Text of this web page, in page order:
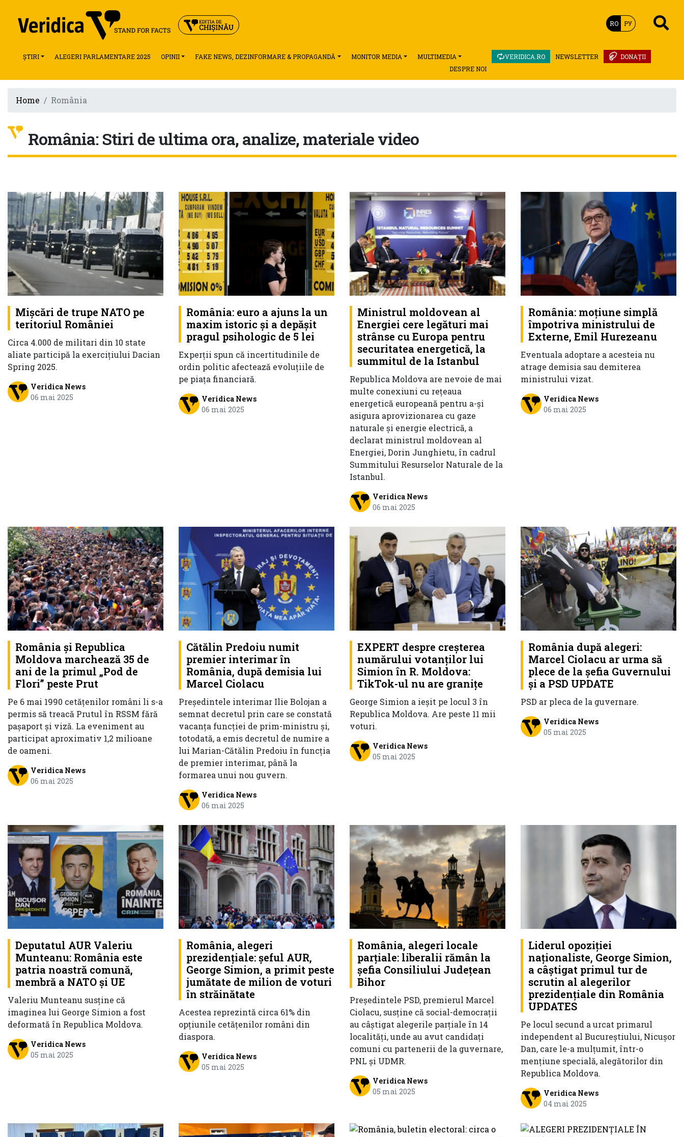
RO РУ
ȘTIRI ALEGERI PARLAMENTARE 2025 OPINII FAKE NEWS, DEZINFORMARE & PROPAGANDĂ MONITOR MEDIA MULTIMEDIA DONAȚII
NEWSLETTER
VERIDICA.RO
DESPRE NOI
Home România
România: Stiri de ultima ora, analize, materiale video
Mișcări de trupe NATO pe
teritoriul României
Circa 4.000 de militari din 10 state
aliate participă la exerciţiului Dacian
Spring 2025.
Veridica News
06 mai 2025
România: euro a ajuns la un
maxim istoric şi a depășit
pragul psihologic de 5 lei
Experții spun că incertitudinile de
ordin politic afectează evoluţiile de
pe piaţa financiară.
Veridica News
06 mai 2025
Ministrul moldovean al
Energiei cere legături mai
strânse cu Europa pentru
securitatea energetică, la
summitul de la Istanbul
Republica Moldova are nevoie de mai
multe conexiuni cu rețeaua
energetică europeană pentru a-și
asigura aprovizionarea cu gaze
naturale și energie electrică, a
declarat ministrul moldovean al
Energiei, Dorin Junghietu, în cadrul
Summitului Resurselor Naturale de la
Istanbul.
Veridica News
06 mai 2025
România: moţiune simplă
împotriva ministrului de
Externe, Emil Hurezeanu
Eventuala adoptare a acesteia nu
atrage demisia sau demiterea
ministrului vizat.
Veridica News
06 mai 2025
România și Republica
Moldova marchează 35 de
ani de la primul „Pod de
Flori” peste Prut
Pe 6 mai 1990 cetățenilor români li s-a
permis să treacă Prutul în RSSM fără
pașaport și viză. La eveniment au
participat aproximativ 1,2 milioane
de oameni.
Veridica News
06 mai 2025
Cătălin Predoiu numit
premier interimar în
România, după demisia lui
Marcel Ciolacu
Președintele interimar Ilie Bolojan a
semnat decretul prin care se constată
vacanța funcției de prim-ministru și,
totodată, a emis decretul de numire a
lui Marian-Cătălin Predoiu în funcția
de premier interimar, până la
formarea unui nou guvern.
Veridica News
06 mai 2025
EXPERT despre creșterea
numărului votanților lui
Simion în R. Moldova:
TikTok-ul nu are granițe
George Simion a ieșit pe locul 3 în
Republica Moldova. Are peste 11 mii
voturi.
Veridica News
05 mai 2025
România după alegeri:
Marcel Ciolacu ar urma să
plece de la șefia Guvernului
și a PSD UPDATE
PSD ar pleca de la guvernare.
Veridica News
05 mai 2025
Deputatul AUR Valeriu
Munteanu: România este
patria noastră comună,
membră a NATO și UE
Valeriu Munteanu susține că
imaginea lui George Simion a fost
deformată în Republica Moldova.
Veridica News
05 mai 2025
România, alegeri
prezidențiale: șeful AUR,
George Simion, a primit peste
jumătate de milion de voturi
în străinătate
Acestea reprezintă circa 61% din
opțiunile cetățenilor români din
diaspora.
Veridica News
05 mai 2025
România, alegeri locale
parțiale: liberalii rămân la
șefia Consiliului Județean
Bihor
Preşedintele PSD, premierul Marcel
Ciolacu, susține că social-democrații
au câştigat alegerile parţiale în 14
localităţi, unde au avut candidaţi
comuni cu partenerii de la guvernare,
PNL și UDMR.
Veridica News
05 mai 2025
Liderul opoziției
naționaliste, George Simion,
a câștigat primul tur de
scrutin al alegerilor
prezidențiale din România
UPDATES
Pe locul secund a urcat primarul
independent al Bucureștiului, Nicuşor
Dan, care le-a mulțumit, într-o
mențiune specială, alegătorilor din
Republica Moldova.
Veridica News
04 mai 2025